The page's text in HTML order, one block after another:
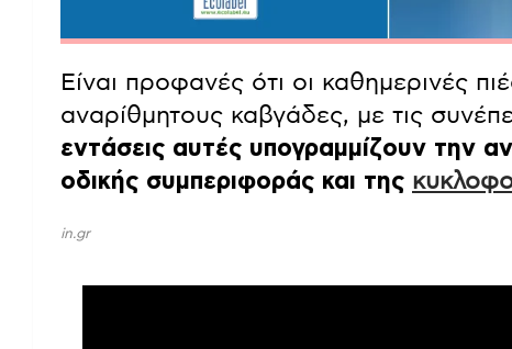
Είναι προφανές ότι οι καθημερινές
αναρίθμητους καβγάδες, με τις
εντάσεις αυτές υπογραμμίζουν την
οδικής συμπεριφοράς και της
in.gr